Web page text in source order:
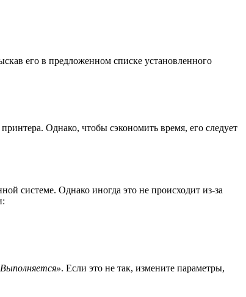
его в предложенном списке установленного
Однако, чтобы сэкономить время, его следует
системе. Однако иногда это не происходит из-за
. Если это не так, измените параметры,